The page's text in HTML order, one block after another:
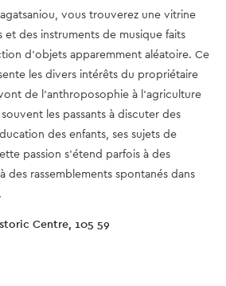
vous trouverez une vitrine
des instruments de musique faits
d'objets apparemment aléatoire. Ce
les divers intérêts du propriétaire
de l'anthroposophie à l'agriculture
les passants à discuter des
des enfants, ses sujets de
passion s'étend parfois à des
des rassemblements spontanés dans
Centre, 105 59